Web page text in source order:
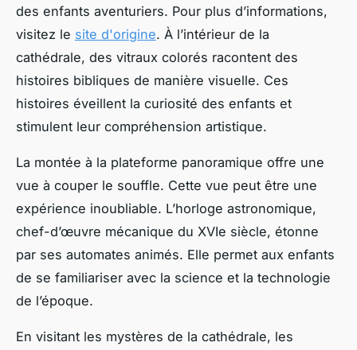
des enfants aventuriers. Pour plus d’informations,
visitez le site d'origine. À l’intérieur de la
cathédrale, des vitraux colorés racontent des
histoires bibliques de manière visuelle. Ces
histoires éveillent la curiosité des enfants et
stimulent leur compréhension artistique.
La montée à la plateforme panoramique offre une
vue à couper le souffle. Cette vue peut être une
expérience inoubliable. L’horloge astronomique,
chef-d’œuvre mécanique du XVIe siècle, étonne
par ses automates animés. Elle permet aux enfants
de se familiariser avec la science et la technologie
de l’époque.
En visitant les mystères de la cathédrale, les